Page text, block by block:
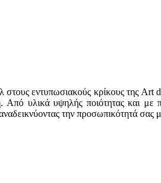
εντυπωσιακούς κρίκους της Art
υλικά υψηλής ποιότητας και
την προσωπικότητά σας